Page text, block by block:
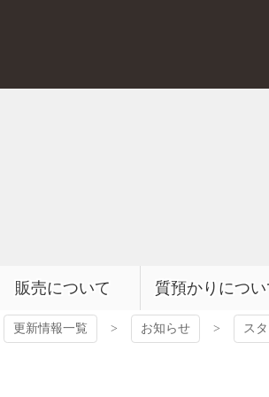
質
販売について 質預かりについ
更新情報一覧 お知らせ
ス